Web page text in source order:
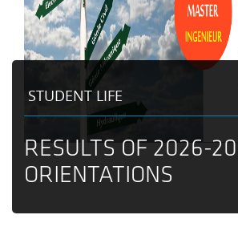
STUDENT LIFE
RESULTS OF 2026-
ORIENTATIONS